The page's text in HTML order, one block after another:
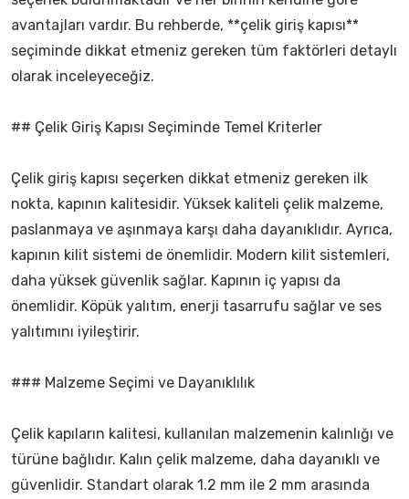
avantajları vardır. Bu rehberde, **çelik giriş kapısı**
seçiminde dikkat etmeniz gereken tüm faktörleri detaylı
olarak inceleyeceğiz.
## Çelik Giriş Kapısı Seçiminde Temel Kriterler
Çelik giriş kapısı seçerken dikkat etmeniz gereken ilk
nokta, kapının kalitesidir. Yüksek kaliteli çelik malzeme,
paslanmaya ve aşınmaya karşı daha dayanıklıdır. Ayrıca,
kapının kilit sistemi de önemlidir. Modern kilit sistemleri,
daha yüksek güvenlik sağlar. Kapının iç yapısı da
önemlidir. Köpük yalıtım, enerji tasarrufu sağlar ve ses
yalıtımını iyileştirir.
### Malzeme Seçimi ve Dayanıklılık
Çelik kapıların kalitesi, kullanılan malzemenin kalınlığı ve
türüne bağlıdır. Kalın çelik malzeme, daha dayanıklı ve
güvenlidir. Standart olarak 1.2 mm ile 2 mm arasında